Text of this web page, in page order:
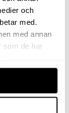
och
med.
med annan
som de har